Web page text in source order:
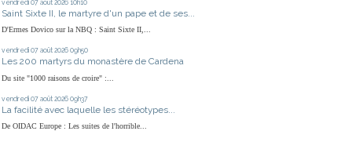
vendredi 07 août 2026 10h10
Saint Sixte II, le martyre d'un pape et de ses...
D'Ermes Dovico sur la NBQ : Saint Sixte II,...
vendredi 07 août 2026 09h50
Les 200 martyrs du monastère de Cardena
Du site "1000 raisons de croire" :...
vendredi 07 août 2026 09h37
La facilité avec laquelle les stéréotypes...
De OIDAC Europe : Les suites de l'horrible...